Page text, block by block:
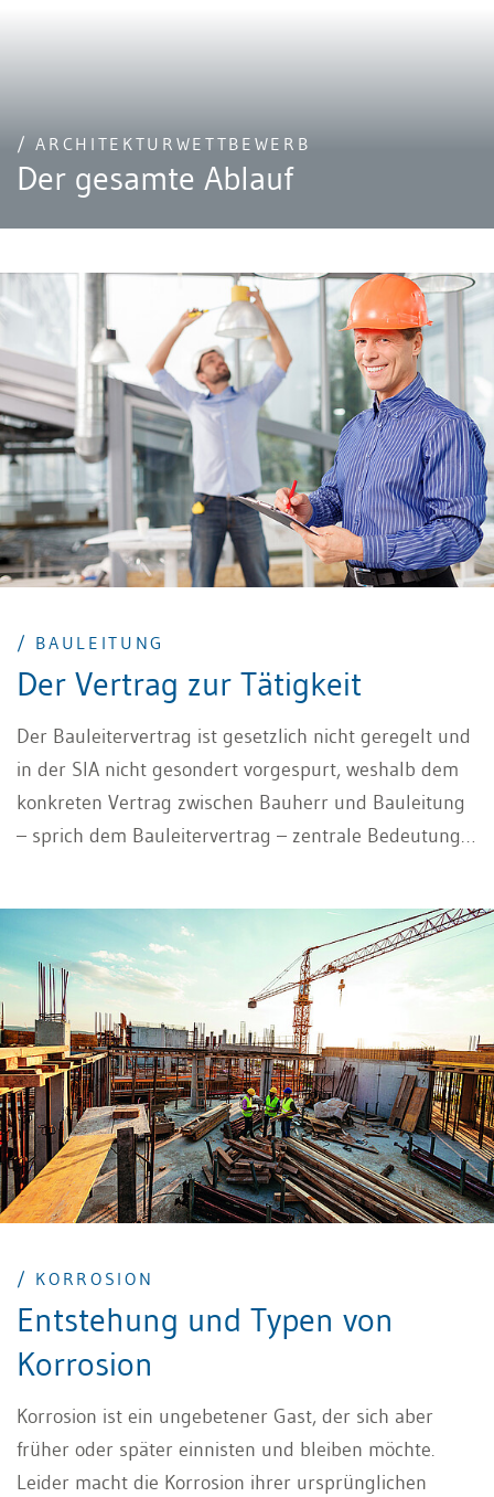
/ ARCHITEKTURWETTBEWERB
Der gesamte Ablauf
/ BAULEITUNG
Der Vertrag zur Tätigkeit
Der Bauleitervertrag ist gesetzlich nicht geregelt und
in der SIA nicht gesondert vorgespurt, weshalb dem
konkreten Vertrag zwischen Bauherr und Bauleitung
– sprich dem Bauleitervertrag – zentrale Bedeutung
/ KORROSION
Entstehung und Typen von
Korrosion
Korrosion ist ein ungebetener Gast, der sich aber
früher oder später einnisten und bleiben möchte.
Leider macht die Korrosion ihrer ursprünglichen